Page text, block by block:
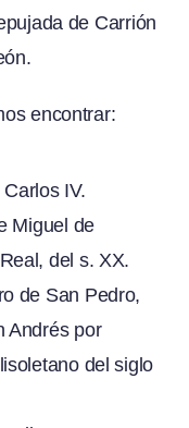
de Carrión
encontrar:
IV.
Miguel de
del s. XX.
de San Pedro,
Andrés por
del siglo